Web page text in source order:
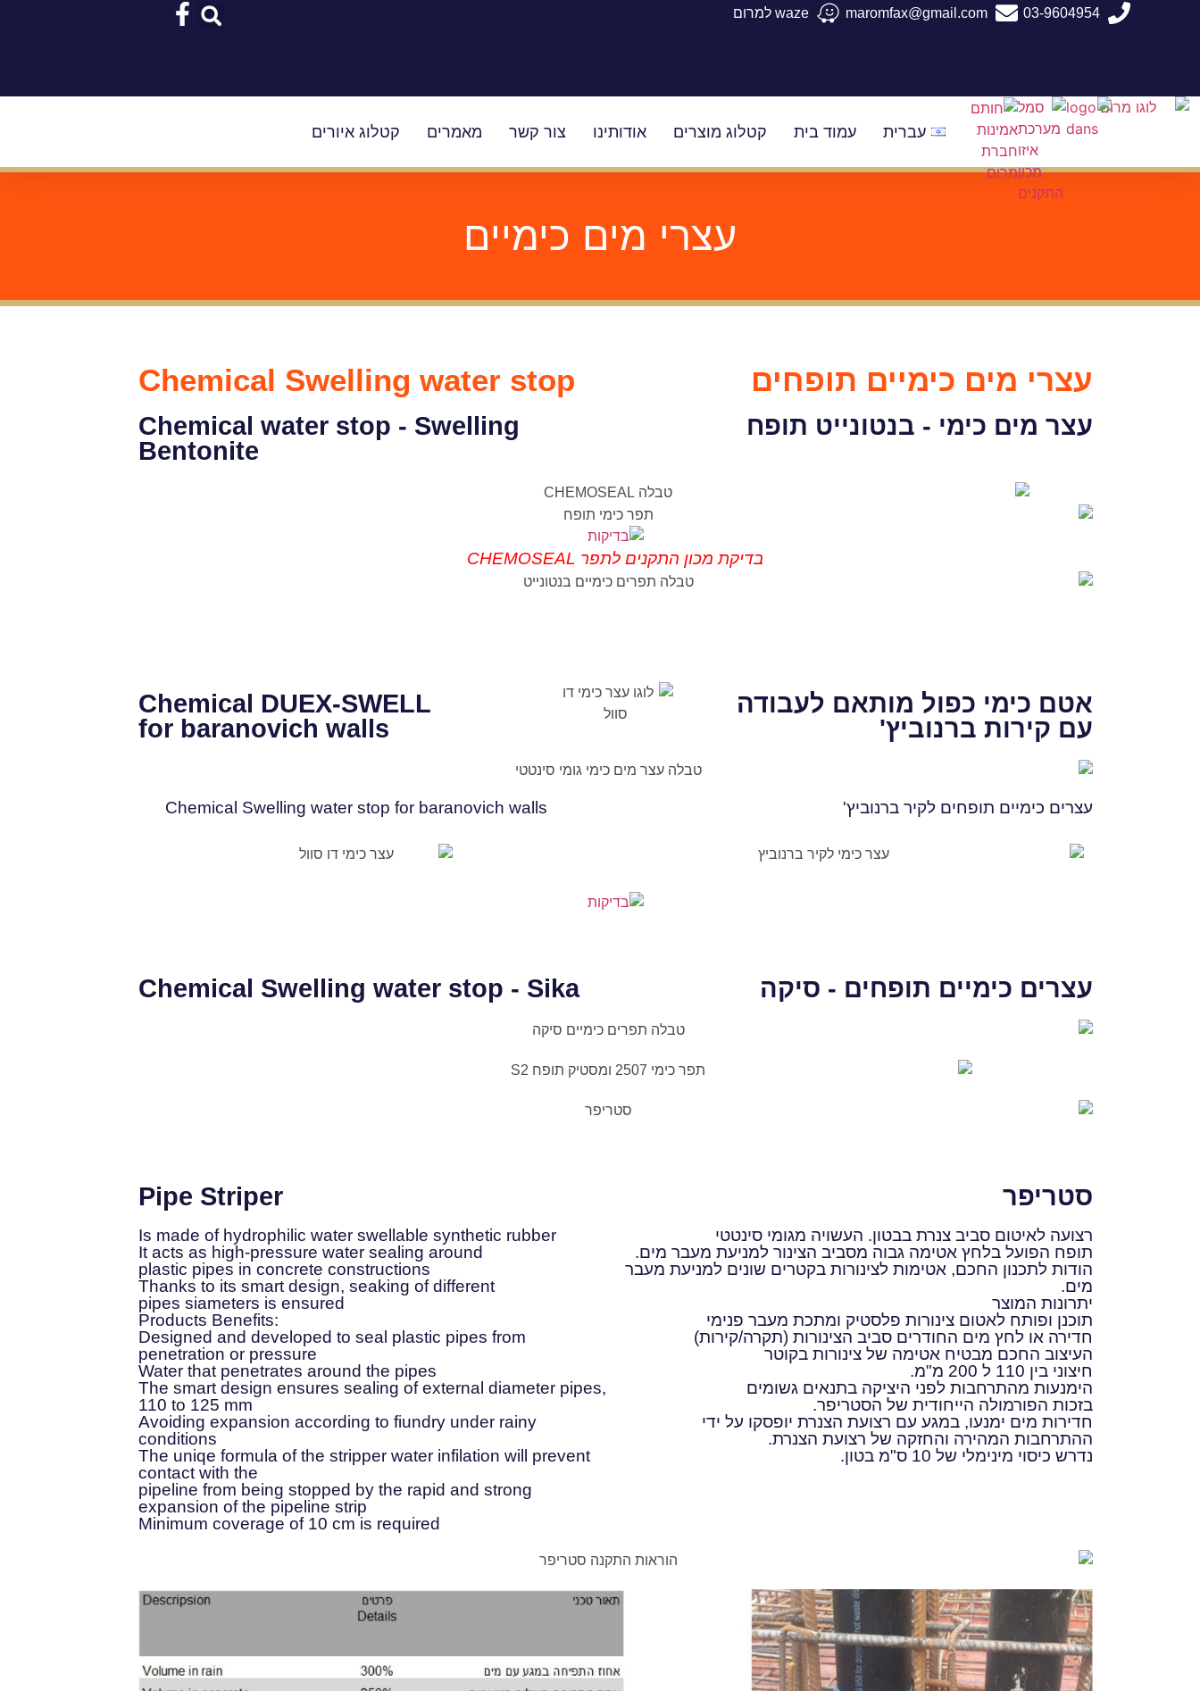
03-9604954
maromfax@gmail.com waze למרום
עברית עמוד בית קטלוג מוצרים אודותינו צור קשר מאמרים קטלוג איורים
עצרי מים כימיים
עצרי מים כימיים תופחים Chemical Swelling water stop
עצר מים כימי - בנטונייט תופח
Chemical water stop - Swelling
Bentonite
בדיקת מכון התקנים לתפר CHEMOSEAL
אטם כימי כפול מותאם לעבודה
עם קירות ברנוביץ'
Chemical DUEX-SWELL
for baranovich walls
עצרים כימיים תופחים לקיר ברנוביץ' Chemical Swelling water stop for baranovich walls
עצרים כימיים תופחים - סיקה Chemical Swelling water stop - Sika
סטריפר Pipe Striper
רצועה לאיטום סביב צנרת בבטון. העשויה מגומי סינטטי
תופח הפועל בלחץ אטימה גבוה מסביב הצינור למניעת מעבר מים.
הודות לתכנון החכם, אטימות לצינורות בקטרים שונים למניעת מעבר
מים.
יתרונות המוצר
תוכנן ופותח לאטום צינורות פלסטיק ומתכת מעבר פנימי
חדירה או לחץ מים החודרים סביב הצינורות (תקרה/קירות)
העיצוב החכם מבטיח אטימה של צינורות בקוטר
חיצוני בין 110 ל 200 מ"מ.
הימנעות מהתרחבות לפני היציקה בתנאים גשומים
בזכות הפורמולה הייחודית של הסטריפר.
חדירות מים ימנעו, במגע עם רצועת הצנרת יופסקו על ידי
ההתרחבות המהירה והחזקה של רצועת הצנרת.
נדרש כיסוי מינימלי של 10 ס"מ בטון.
Is made of hydrophilic water swellable synthetic rubber
It acts as high-pressure water sealing around
plastic pipes in concrete constructions
Thanks to its smart design, seaking of different
pipes siameters is ensured
:Products Benefits
Designed and developed to seal plastic pipes from
penetration or pressure
Water that penetrates around the pipes
The smart design ensures sealing of external diameter pipes,
110 to 125 mm
Avoiding expansion according to fiundry under rainy
conditions
The uniqe formula of the stripper water infilation will prevent
contact with the
pipeline from being stopped by the rapid and strong
expansion of the pipeline strip
Minimum coverage of 10 cm is required